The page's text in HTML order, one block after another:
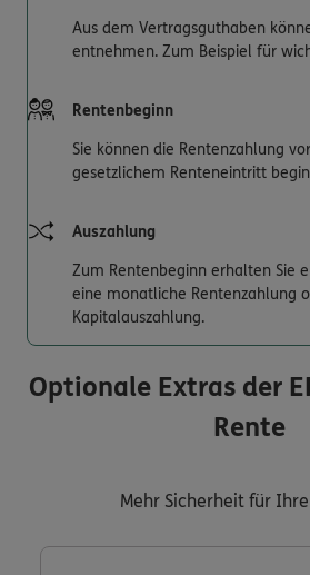
Aus dem Vertragsguthaben
entnehmen. Zum Beispiel für
Rentenbeginn
Sie können die Rentenzahlung
gesetzlichem Renteneintritt
Auszahlung
Zum Rentenbeginn erhalten Sie
eine monatliche Rentenzahlung
Kapitalauszahlung.
Optionale Extras der
Rente
Mehr Sicherheit für